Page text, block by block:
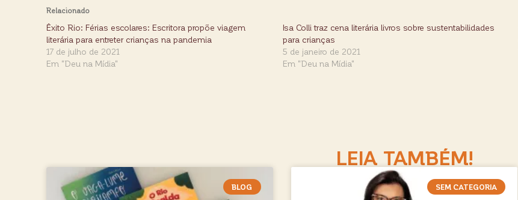
Relacionado
Êxito Rio: Férias escolares: Escritora propõe viagem
literária para entreter crianças na pandemia
17 de julho de 2021
Em "Deu na Mídia"
Isa Colli traz cena literária livros sobre sustentabilidades
para crianças
5 de janeiro de 2021
Em "Deu na Mídia"
LEIA TAMBÉM!
BLOG SEM CATEGORIA